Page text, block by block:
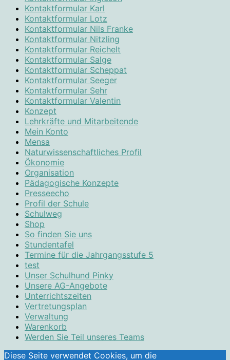
Kontaktformular Karl
Kontaktformular Lotz
Kontaktformular Nils Franke
Kontaktformular Nitzling
Kontaktformular Reichelt
Kontaktformular Salge
Kontaktformular Scheppat
Kontaktformular Seeger
Kontaktformular Sehr
Kontaktformular Valentin
Konzept
Lehrkräfte und Mitarbeitende
Mein Konto
Mensa
Naturwissenschaftliches Profil
Ökonomie
Organisation
Pädagogische Konzepte
Presseecho
Profil der Schule
Schulweg
Shop
So finden Sie uns
Stundentafel
Termine für die Jahrgangsstufe 5
test
Unser Schulhund Pinky
Unsere AG-Angebote
Unterrichtszeiten
Vertretungsplan
Verwaltung
Warenkorb
Werden Sie Teil unseres Teams
Diese Seite verwendet Cookies, um die